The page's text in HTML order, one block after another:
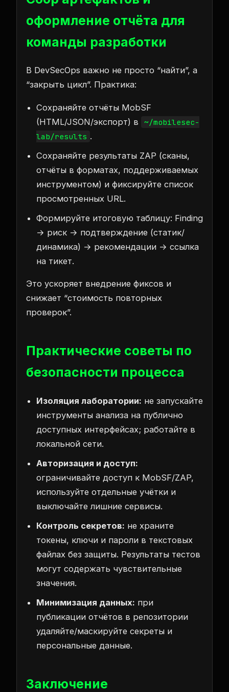
оформление отчёта для
команды разработки
В DevSecOps важно не просто “найти”, а
“закрыть цикл”. Практика:
Сохраняйте отчёты MobSF
(HTML/JSON/экспорт) в
~/mobilesec-
lab/results .
Сохраняйте результаты ZAP (сканы,
отчёты в форматах, поддерживаемых
инструментом) и фиксируйте список
просмотренных URL.
Формируйте итоговую таблицу: Finding
→ риск → подтверждение (статик/
динамика) → рекомендации → ссылка
на тикет.
Это ускоряет внедрение фиксов и
снижает “стоимость повторных
проверок”.
Практические советы по
безопасности процесса
Изоляция лаборатории: не запускайте
инструменты анализа на публично
доступных интерфейсах; работайте в
локальной сети.
Авторизация и доступ:
ограничивайте доступ к MobSF/ZAP,
используйте отдельные учётки и
выключайте лишние сервисы.
Контроль секретов: не храните
токены, ключи и пароли в текстовых
файлах без защиты. Результаты тестов
могут содержать чувствительные
значения.
Минимизация данных: при
публикации отчётов в репозитории
удаляйте/маскируйте секреты и
персональные данные.
Заключение